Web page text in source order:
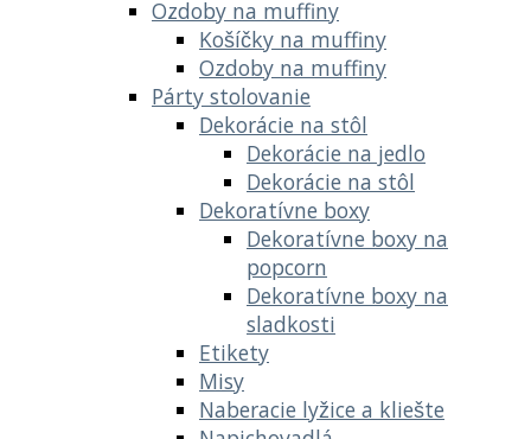
Ozdoby na muffiny
Košíčky na muffiny
Ozdoby na muffiny
Párty stolovanie
Dekorácie na stôl
Dekorácie na jedlo
Dekorácie na stôl
Dekoratívne boxy
Dekoratívne boxy na
popcorn
Dekoratívne boxy na
sladkosti
Etikety
Misy
Naberacie lyžice a kliešte